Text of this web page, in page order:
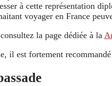
à cette représentation
voyager en France
la page dédiée à la
il est fortement